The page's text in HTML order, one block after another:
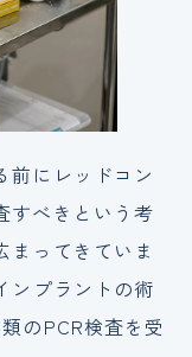
前にレッドコン
すべきという考
まってきていま
ンプラントの術
のPCR検査を受